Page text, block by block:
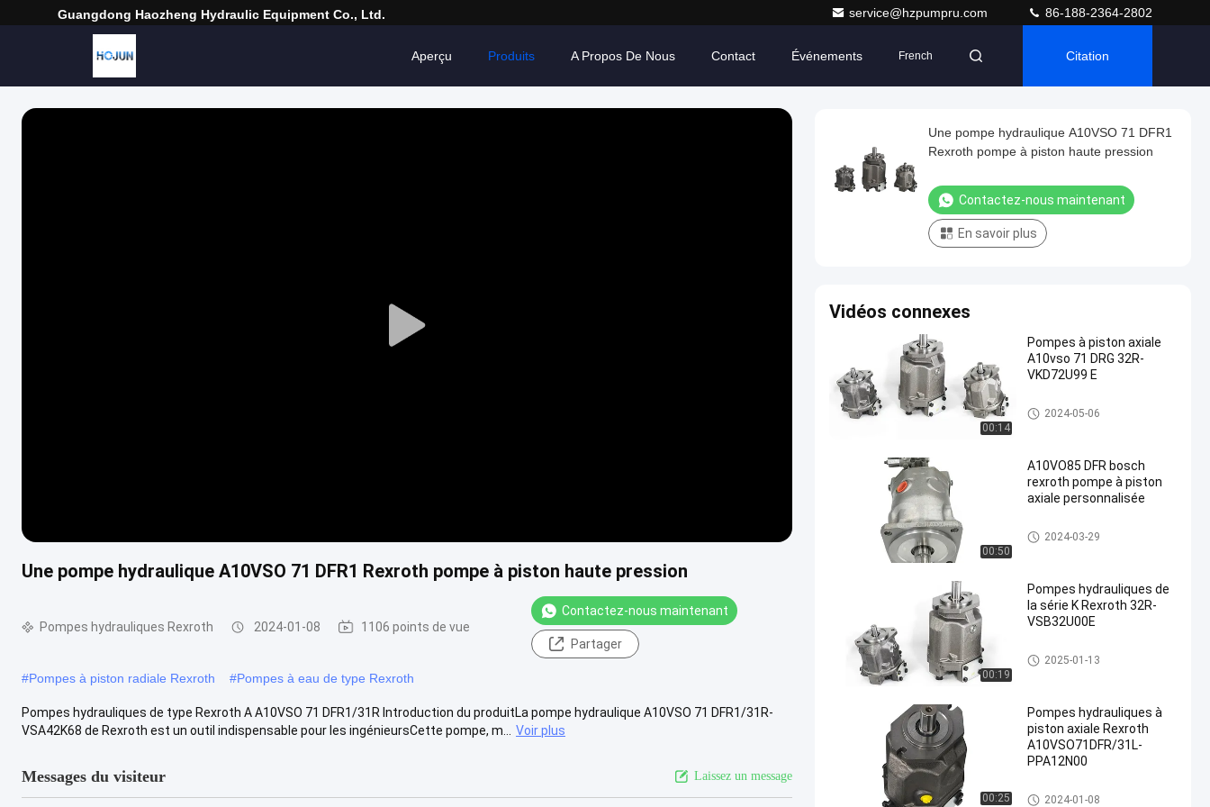
Guangdong Haozheng Hydraulic Equipment Co., Ltd. service@hzpumpru.com 86-188-2364-2802
Aperçu Produits A Propos De Nous Contact Événements French Citation
Play
Une pompe hydraulique A10VSO 71 DFR1 Rexroth pompe à piston haute pression
Pompes hydrauliques Rexroth 2024-01-08 1106 points de vue
Contactez-nous maintenant
Partager
#Pompes à piston radiale Rexroth #Pompes à eau de type Rexroth
Pompes hydrauliques de type Rexroth A A10VSO 71 DFR1/31R Introduction du produitLa pompe hydraulique A10VSO 71 DFR1/31R-
VSA42K68 de Rexroth est un outil indispensable pour les ingénieursCette pompe, m...
Voir plus
Messages du visiteur Laissez un message
Une pompe hydraulique A10VSO 71 DFR1
Rexroth pompe à piston haute pression
Contactez-nous maintenant
En savoir plus
Vidéos connexes
00:14
Pompes à piston axiale
A10vso 71 DRG 32R-
VKD72U99 E
Pompes hydrauliques Rexroth
2024-05-06
00:50
A10VO85 DFR bosch
rexroth pompe à piston
axiale personnalisée
Pompes hydrauliques Rexroth
2024-03-29
00:19
Pompes hydrauliques de
la série K Rexroth 32R-
VSB32U00E
Pompes hydrauliques Rexroth
2025-01-13
00:25
Pompes hydrauliques à
piston axiale Rexroth
A10VSO71DFR/31L-
PPA12N00
Pompes hydrauliques Rexroth
2024-01-08